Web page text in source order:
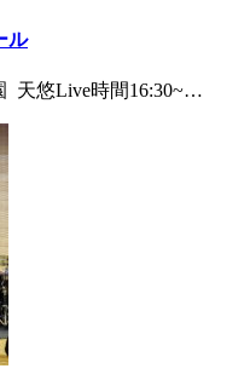
ル
天悠Live時間16:30~…